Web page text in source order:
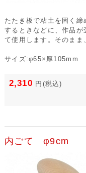
たたき板で粘土を固く締
するときなどに、作品が
て使用します。そのまま
サイズ:φ65×厚105mm
2,310 円 (税込)
内ごて φ9cm